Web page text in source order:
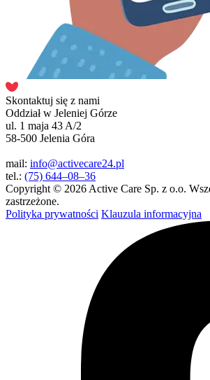
Skontaktuj się z nami
Oddział w Jeleniej Górze
ul. 1 maja 43 A/2
58-500 Jelenia Góra
mail: info@activecare24.pl
tel.: (75) 644–08–36
Copyright © 2026 Active Care Sp. z o.o.
zastrzeżone.
Polityka prywatności Klauzula informacyjna